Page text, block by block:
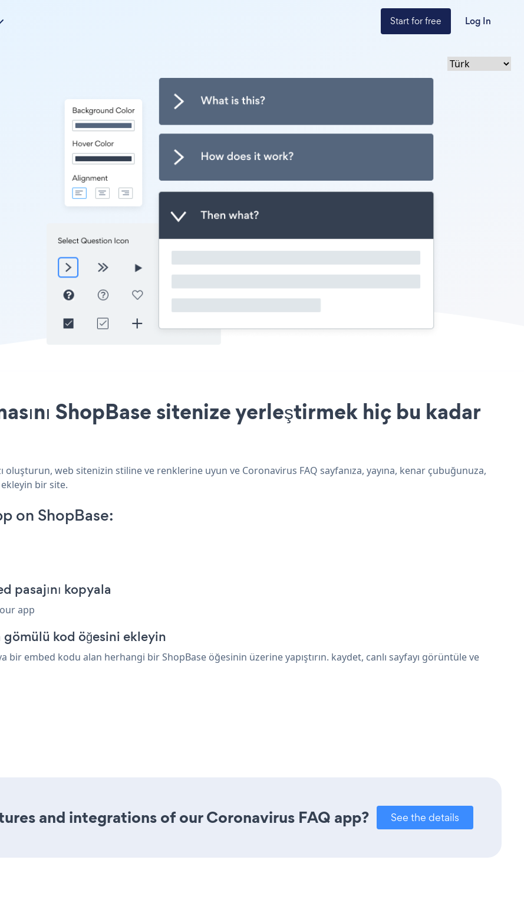
Start for free Log In
ShopBase sitenize yerleştirmek hiç bu kadar
oluşturun, web sitenizin stiline ve renklerine uyun ve Coronavirus FAQ sayfanıza, yayına, kenar çubuğunuza,
bir site.
on ShopBase:
pasajını kopyala
app
kod öğesini ekleyin
embed kodu alan herhangi bir ShopBase öğesinin üzerine yapıştırın. kaydet, canlı sayfayı görüntüle ve
and integrations of our Coronavirus FAQ app? See the details